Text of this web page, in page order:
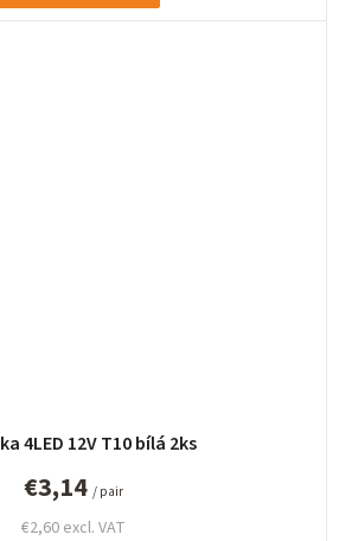
4LED 12V T10 bílá 2ks
€2,60 excl. VAT
€3,14 / pair